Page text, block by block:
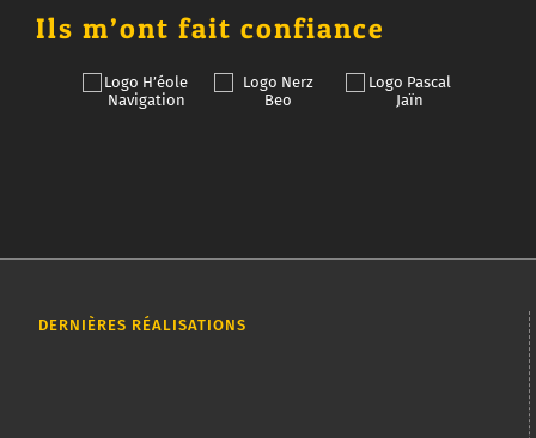
Ils m’ont fait confiance
DERNIÈRES RÉALISATIONS